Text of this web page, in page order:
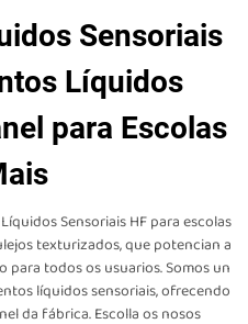
Sensoriais
Líquidos
para Escolas
Sensoriais HF para escolas
texturizados, que potencian a
para todos os usuarios. Somos un
líquidos sensoriais, ofrecendo
da fábrica. Escolla os nosos